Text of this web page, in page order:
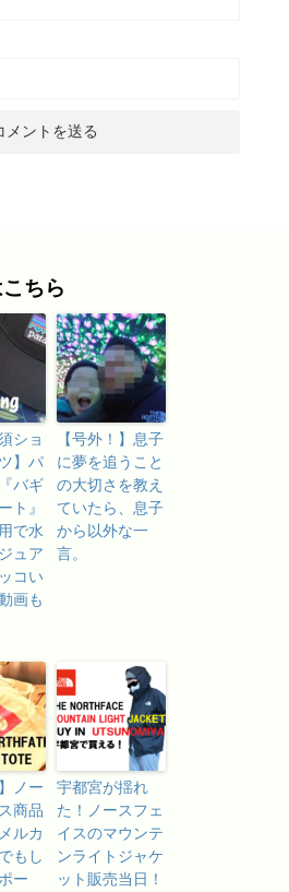
ちら
ショ
】パ
バギ
ト』
で水
ュア
コい
画も
【号外！】息子
に夢を追うこと
の大切さを教え
ていたら、息子
から以外な一
言。
ノー
商品
ルカ
もし
ー
宇都宮が揺れ
た！ノースフェ
イスのマウンテ
ンライトジャケ
ット販売当日！